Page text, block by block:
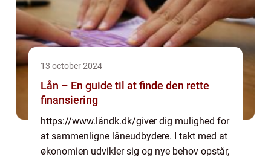
13 october 2024
Lån – En guide til at finde den rette
finansiering
https://www.låndk.dk/giver dig mulighed for
at sammenligne låneudbydere. I takt med at
økonomien udvikler sig og nye behov opstår,